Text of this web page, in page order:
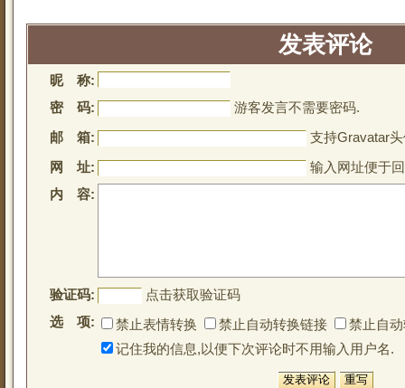
发表评论
昵 称:
密 码:
游客发言不需要密码.
邮 箱:
支持Gravatar
网 址:
输入网址便于
内 容:
验证码:
点击获取验证码
选 项:
禁止表情转换 禁止自动转换链接
禁止自
记住我的信息,以便下次评论时不用输入用户名.